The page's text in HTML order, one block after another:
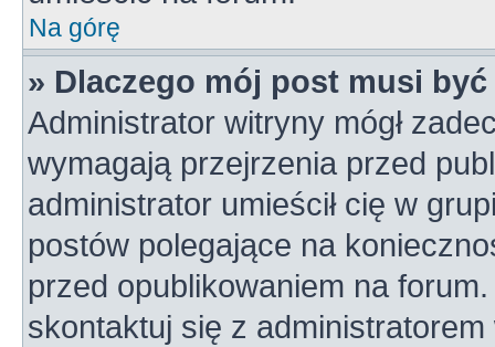
Na górę
» Dlaczego mój post musi
Administrator witryny mógł
wymagają przejrzenia przed
administrator umieścił cię w
postów polegające na
przed opublikowaniem na
skontaktuj się z administratorem